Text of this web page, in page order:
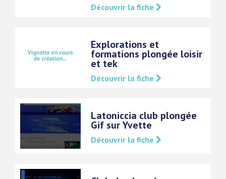
Découvrir la fiche
Explorations et
formations plongée loisir
et tek
Découvrir la fiche
Latoniccia club plongée
Gif sur Yvette
Découvrir la fiche